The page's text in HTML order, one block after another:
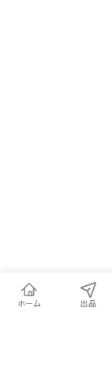
ホーム 出品